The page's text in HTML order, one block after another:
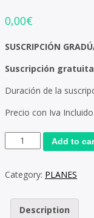
0,00€
SUSCRIPCIÓN
Suscripción
Duración de la
Precio con Iva Incluido.
Add to
Category: PLANES
Description